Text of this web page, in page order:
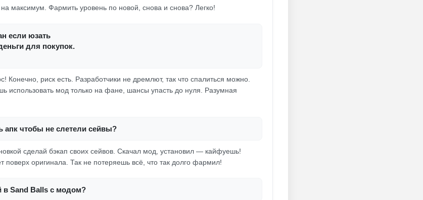
максимум. Фармить уровень по новой, снова и снова? Легко!
если юзать
для покупок.
Конечно, риск есть. Разработчики не дремлют, так что спалиться можно.
использовать мод только на фане, шансы упасть до нуля. Разумная
апк чтобы не слетели сейвы?
сделай бэкап своих сейвов. Скачал мод, установил — кайфуешь!
поверх оригинала. Так не потеряешь всё, что так долго фармил!
в Sand Balls с модом?